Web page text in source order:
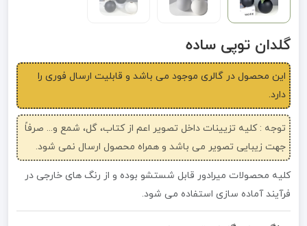
گلدان توپی ساده
این محصول در گالری موجود می باشد و قابلیت ارسال فوری را
دارد.
توجه : کلیه تزیینات داخل تصویر اعم از کتاب، گل، شمع و... صرفاً
جهت زیبایی تصویر می باشد و همراه محصول ارسال نمی شود.
کلیه محصولات میرادور قابل شستشو بوده و از رنگ های خارجی در
فرآیند آماده سازی استفاده می شود.